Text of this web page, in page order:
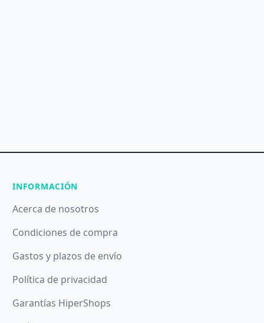
INFORMACIÓN
Acerca de nosotros
Condiciones de compra
Gastos y plazos de envío
Política de privacidad
Garantías HiperShops